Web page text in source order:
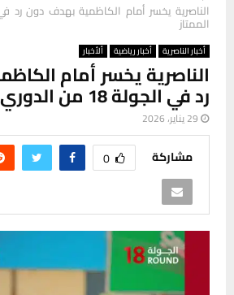
الممتاز
أخبار الناصرية أخبار رياضية ألأخبار
الناصرية يخسر أمام
رد في الجولة 18 من الدوري الممتاز
29 يناير، 2026
مشاركة 0